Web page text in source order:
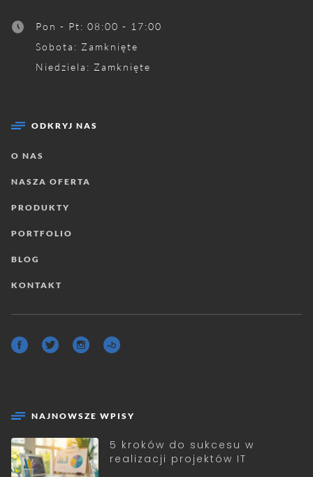
Pon - Pt: 08:00 - 17:00
Sobota : Zamknięte
Niedziela : Zamknięte
ODKRYJ NAS
O NAS
NASZA OFERTA
PRODUKTY
PORTFOLIO
BLOG
KONTAKT
NAJNOWSZE WPISY
5 kroków do sukcesu w
realizacji projektów IT